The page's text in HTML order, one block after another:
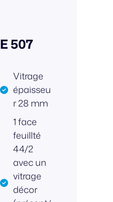
E 507
Vitrage
épaisseu
r 28 mm
1 face
feuillté
44/2
avec un
vitrage
décor